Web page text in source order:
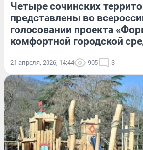
Четыре сочинских
представлены во
голосовании проекта
комфортной городской
21 апреля, 2026, 14:44 905 3